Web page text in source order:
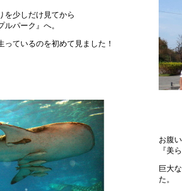
を少しだけ見てから
ルパーク』へ。
っているのを初めて見ました！
お腹
『美
巨大
た。